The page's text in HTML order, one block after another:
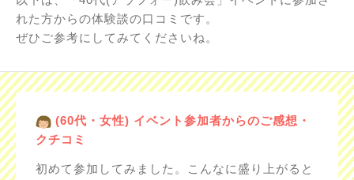
れた方からの体験談の口コミです。
ぜひご参考にしてみてくださいね。
(60代・女性) イベント参加者からのご感想・
クチコミ
初めて参加してみました。こんなに盛り上がると